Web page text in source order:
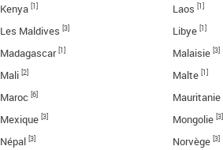
Kenya [1] Laos [1]
Les Maldives [3] Libye [1]
Madagascar [1] Malaisie [3]
Mali [2] Malte [1]
Maroc [6] Mauritanie
Mexique [3] Mongolie [3]
Népal [3] Norvège [3]